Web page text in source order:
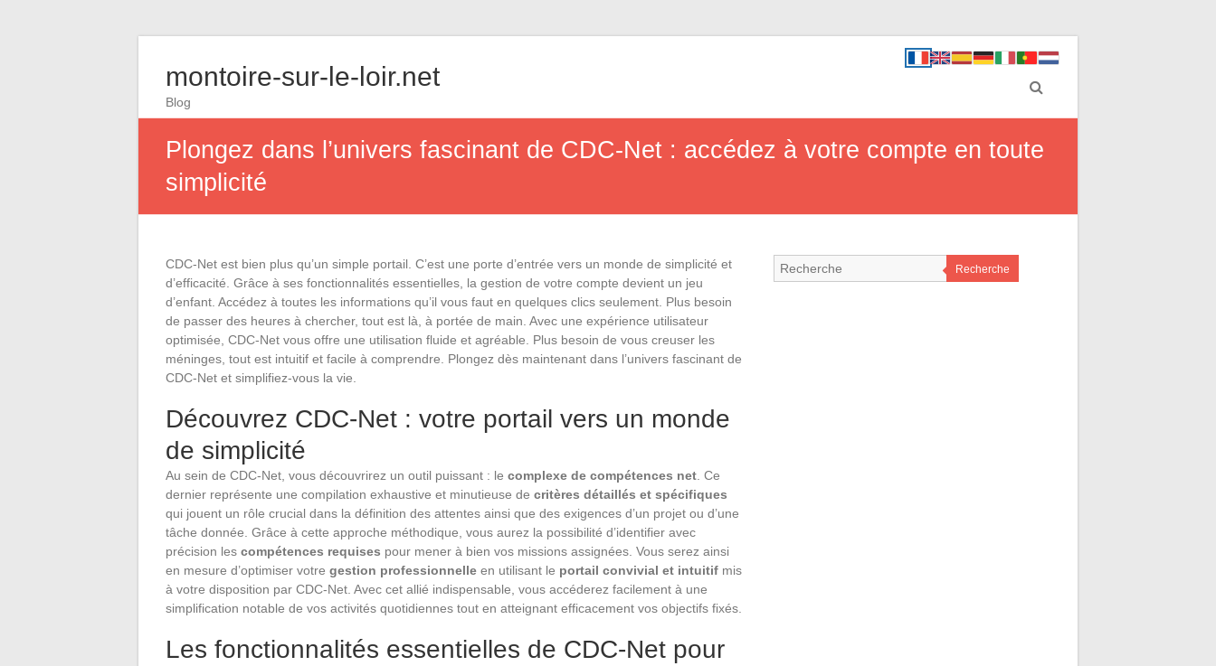
montoire-sur-le-loir.net
Blog
Plongez dans l’univers fascinant de CDC-Net : accédez à votre compte en toute
simplicité
CDC-Net est bien plus qu’un simple portail. C’est une porte d’entrée vers un monde de simplicité et
d’efficacité. Grâce à ses fonctionnalités essentielles, la gestion de votre compte devient un jeu
d’enfant. Accédez à toutes les informations qu’il vous faut en quelques clics seulement. Plus besoin
de passer des heures à chercher, tout est là, à portée de main. Avec une expérience utilisateur
optimisée, CDC-Net vous offre une utilisation fluide et agréable. Plus besoin de vous creuser les
méninges, tout est intuitif et facile à comprendre. Plongez dès maintenant dans l’univers fascinant de
CDC-Net et simplifiez-vous la vie.
Découvrez CDC-Net : votre portail vers un monde
de simplicité
Au sein de CDC-Net, vous découvrirez un outil puissant : le complexe de compétences net . Ce
dernier représente une compilation exhaustive et minutieuse de critères détaillés et spécifiques
qui jouent un rôle crucial dans la définition des attentes ainsi que des exigences d’un projet ou d’une
tâche donnée. Grâce à cette approche méthodique, vous aurez la possibilité d’identifier avec
précision les compétences requises pour mener à bien vos missions assignées. Vous serez ainsi
en mesure d’optimiser votre gestion professionnelle en utilisant le portail convivial et intuitif mis
à votre disposition par CDC-Net. Avec cet allié indispensable, vous accéderez facilement à une
simplification notable de vos activités quotidiennes tout en atteignant efficacement vos objectifs fixés.
Les fonctionnalités essentielles de CDC-Net pour
Recherche